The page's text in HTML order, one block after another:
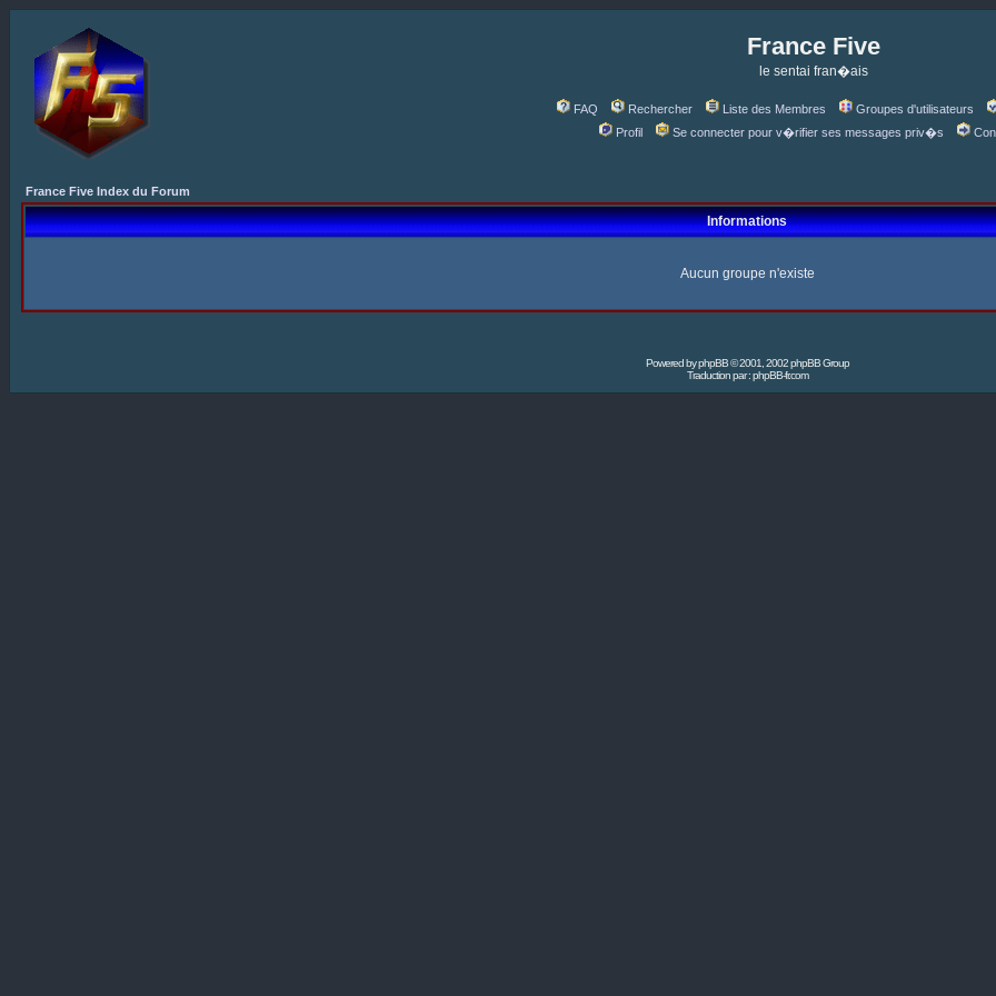
France Five
le sentai fran�ais
FAQ Rechercher Liste des Membres Groupes d'utilisateurs
Profil
Se connecter pour v�rifier ses messages priv�s
France Five Index du Forum
Informations
Aucun groupe n'existe
Powered byphpBB© 2001, 2002 phpBB Group
Traduction par :phpBB-fr.com